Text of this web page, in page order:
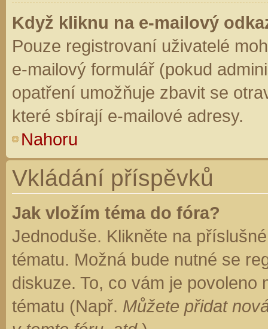
Když kliknu na e-mailový
Pouze registrovaní uživatelé
e-mailový formulář (pokud
opatření umožňuje zbavit se
které sbírají e-mailové adresy.
Nahoru
Vkládání příspěvků
Jak vložím téma do fóra?
Jednoduše. Klikněte na
tématu. Možná bude nutné se
diskuze. To, co vám je
tématu (Např. Můžete přidat